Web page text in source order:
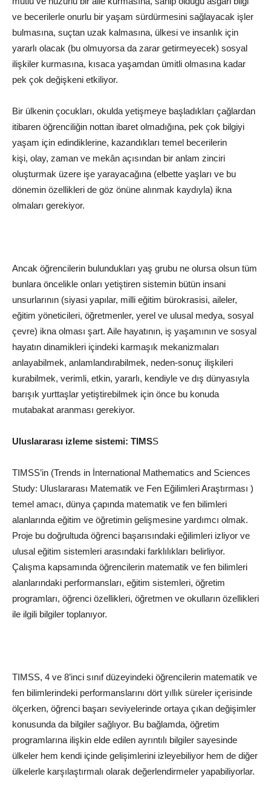
ve becerilerle onurlu bir yaşam sürdürmesini sağlayacak işler
bulmasına, suçtan uzak kalmasına, ülkesi ve insanlık için
yararlı olacak (bu olmuyorsa da zarar getirmeyecek) sosyal
ilişkiler kurmasına, kısaca yaşamdan ümitli olmasına kadar
pek çok değişkeni etkiliyor.
Bir ülkenin çocukları, okulda yetişmeye başladıkları çağlardan
itibaren öğrenciliğin nottan ibaret olmadığına, pek çok bilgiyi
yaşam için edindiklerine, kazandıkları temel becerilerin
kişi, olay, zaman ve mekân açısından bir anlam zinciri
oluşturmak üzere işe yarayacağına (elbette yaşları ve bu
dönemin özellikleri de göz önüne alınmak kaydıyla) ikna
olmaları gerekiyor.
Ancak öğrencilerin bulundukları yaş grubu ne olursa olsun tüm
bunlara öncelikle onları yetiştiren sistemin bütün insani
unsurlarının (siyasi yapılar, milli eğitim bürokrasisi, aileler,
eğitim yöneticileri, öğretmenler, yerel ve ulusal medya, sosyal
çevre) ikna olması şart. Aile hayatının, iş yaşamının ve sosyal
hayatın dinamikleri içindeki karmaşık mekanizmaları
anlayabilmek, anlamlandırabilmek, neden-sonuç ilişkileri
kurabilmek, verimli, etkin, yararlı, kendiyle ve dış dünyasıyla
barışık yurttaşlar yetiştirebilmek için önce bu konuda
mutabakat aranması gerekiyor.
Uluslararası izleme sistemi: TIMSS
TIMSS’in (Trends in İnternational Mathematics and Sciences
Study: Uluslararası Matematik ve Fen Eğilimleri Araştırması )
temel amacı, dünya çapında matematik ve fen bilimleri
alanlarında eğitim ve öğretimin gelişmesine yardımcı olmak.
Proje bu doğrultuda öğrenci başarısındaki eğilimleri izliyor ve
ulusal eğitim sistemleri arasındaki farklılıkları belirliyor.
Çalışma kapsamında öğrencilerin matematik ve fen bilimleri
alanlarındaki performansları, eğitim sistemleri, öğretim
programları, öğrenci özellikleri, öğretmen ve okulların özellikleri
ile ilgili bilgiler toplanıyor.
TIMSS, 4 ve 8’inci sınıf düzeyindeki öğrencilerin matematik ve
fen bilimlerindeki performanslarını dört yıllık süreler içerisinde
ölçerken, öğrenci başarı seviyelerinde ortaya çıkan değişimler
konusunda da bilgiler sağlıyor. Bu bağlamda, öğretim
programlarına ilişkin elde edilen ayrıntılı bilgiler sayesinde
ülkeler hem kendi içinde gelişimlerini izleyebiliyor hem de diğer
ülkelerle karşılaştırmalı olarak değerlendirmeler yapabiliyorlar.